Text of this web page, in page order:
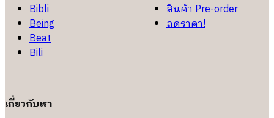
Bibli
Being
Beat
Bili
สินค้า Pre-order
ลดราคา!
เกี่ยวกับเรา